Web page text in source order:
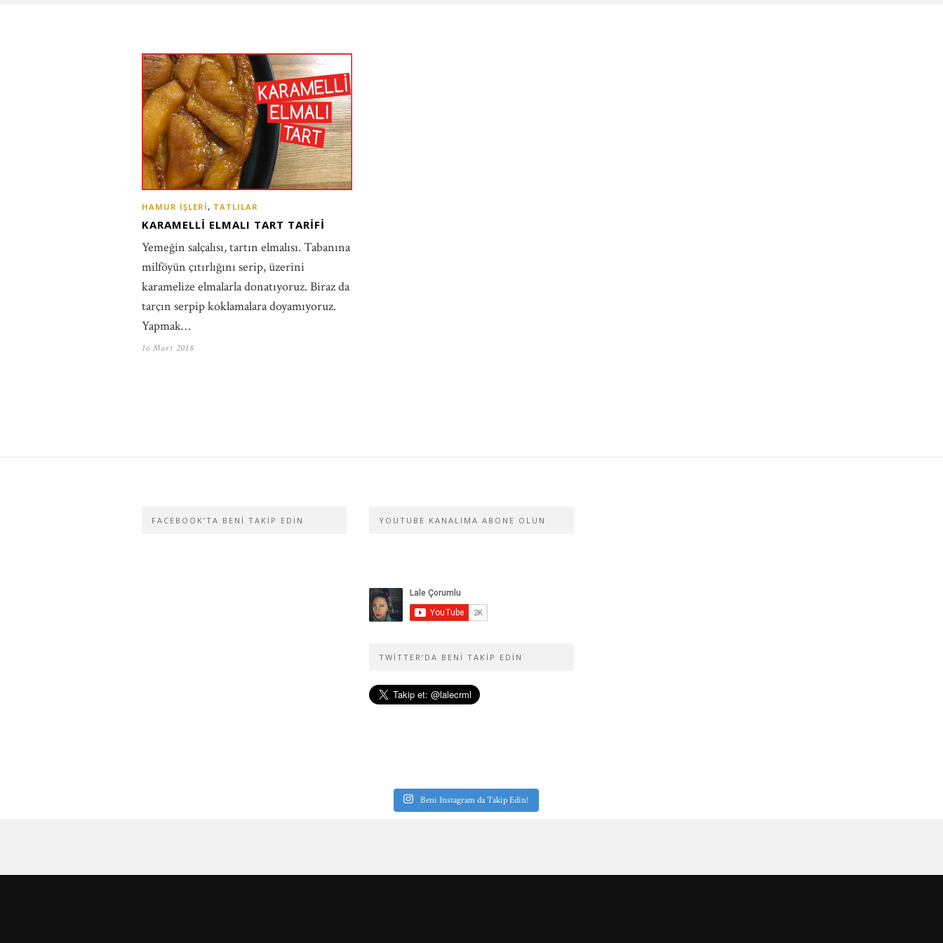
HAMUR İŞLERI, TATLILAR
KARAMELLI ELMALI TART TARIFI
Yemeğin salçalısı, tartın elmalısı. Tabanına
milföyün çıtırlığını serip, üzerini
karamelize elmalarla donatıyoruz. Biraz da
tarçın serpip koklamalara doyamıyoruz.
Yapmak…
16 Mart 2018
FACEBOOK’TA BENI TAKIP EDIN YOUTUBE KANALIMA ABONE OLUN
TWITTER’DA BENI TAKIP EDIN
Beni Instagram da Takip Edin!